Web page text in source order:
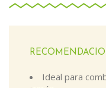
Ideal para